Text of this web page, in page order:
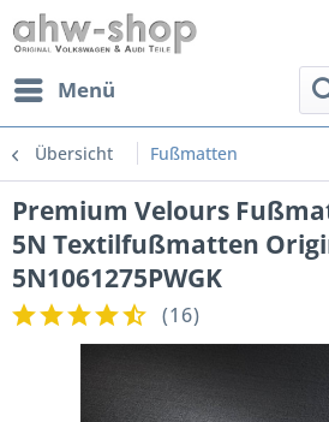
Menü
Übersicht Fußmatten
Premium Velours
5N Textilfußmatten
5N1061275PWGK
(16)